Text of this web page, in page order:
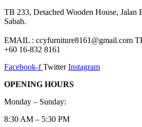
TB 233, Detached Wooden House, Jalan
Sabah.
EMAIL : ccyfurniture8161@gmail.com
+60 16-832 8161
Facebook-f Twitter Instagram
OPENING HOURS
Monday – Sunday:
8:30 AM – 5:30 PM